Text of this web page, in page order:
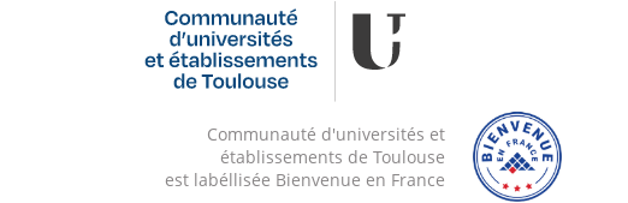
Communauté d'universités et
établissements de Toulouse
est labéllisée Bienvenue en France